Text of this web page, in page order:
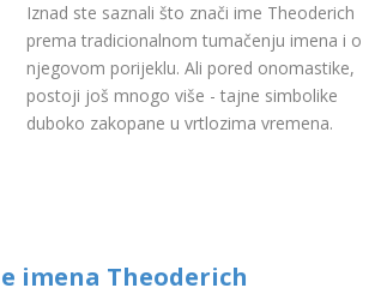
Iznad ste saznali što znači ime Theoderich
prema tradicionalnom tumačenju imena i o
njegovom porijeklu. Ali pored onomastike,
postoji još mnogo više - tajne simbolike
duboko zakopane u vrtlozima vremena.
imena Theoderich